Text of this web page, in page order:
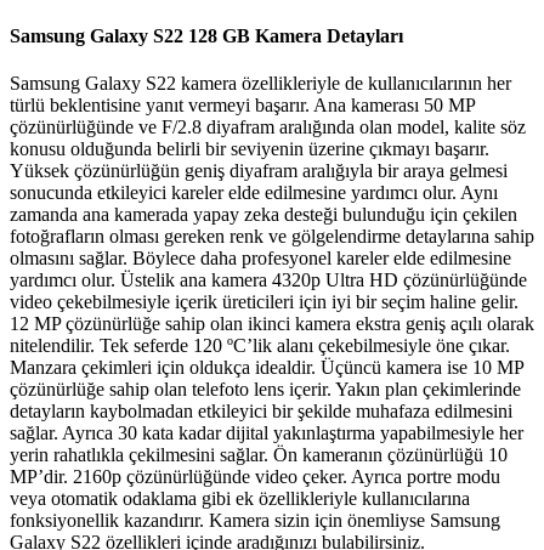
Samsung Galaxy S22 128 GB Kamera Detayları
Samsung Galaxy S22 kamera özellikleriyle de kullanıcılarının her
türlü beklentisine yanıt vermeyi başarır. Ana kamerası 50 MP
çözünürlüğünde ve F/2.8 diyafram aralığında olan model, kalite söz
konusu olduğunda belirli bir seviyenin üzerine çıkmayı başarır.
Yüksek çözünürlüğün geniş diyafram aralığıyla bir araya gelmesi
sonucunda etkileyici kareler elde edilmesine yardımcı olur. Aynı
zamanda ana kamerada yapay zeka desteği bulunduğu için çekilen
fotoğrafların olması gereken renk ve gölgelendirme detaylarına sahip
olmasını sağlar. Böylece daha profesyonel kareler elde edilmesine
yardımcı olur. Üstelik ana kamera 4320p Ultra HD çözünürlüğünde
video çekebilmesiyle içerik üreticileri için iyi bir seçim haline gelir.
12 MP çözünürlüğe sahip olan ikinci kamera ekstra geniş açılı olarak
nitelendilir. Tek seferde 120 ºC’lik alanı çekebilmesiyle öne çıkar.
Manzara çekimleri için oldukça idealdir. Üçüncü kamera ise 10 MP
çözünürlüğe sahip olan telefoto lens içerir. Yakın plan çekimlerinde
detayların kaybolmadan etkileyici bir şekilde muhafaza edilmesini
sağlar. Ayrıca 30 kata kadar dijital yakınlaştırma yapabilmesiyle her
yerin rahatlıkla çekilmesini sağlar. Ön kameranın çözünürlüğü 10
MP’dir. 2160p çözünürlüğünde video çeker. Ayrıca portre modu
veya otomatik odaklama gibi ek özellikleriyle kullanıcılarına
fonksiyonellik kazandırır. Kamera sizin için önemliyse Samsung
Galaxy S22 özellikleri içinde aradığınızı bulabilirsiniz.